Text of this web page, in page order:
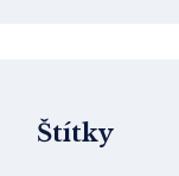
Štítky